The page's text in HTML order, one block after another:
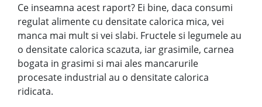
Ce inseamna acest raport? Ei bine, daca consumi
regulat alimente cu densitate calorica mica, vei
manca mai mult si vei slabi. Fructele si legumele au
o densitate calorica scazuta, iar grasimile, carnea
bogata in grasimi si mai ales mancarurile
procesate industrial au o densitate calorica
ridicata.